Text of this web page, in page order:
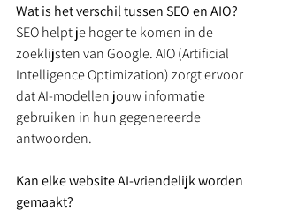
Wat is het verschil tussen SEO en AIO?
SEO helpt je hoger te komen in de
zoeklijsten van Google. AIO (Artificial
Intelligence Optimization) zorgt ervoor
dat AI-modellen jouw informatie
gebruiken in hun gegenereerde
antwoorden.
Kan elke website AI-vriendelijk worden
gemaakt?